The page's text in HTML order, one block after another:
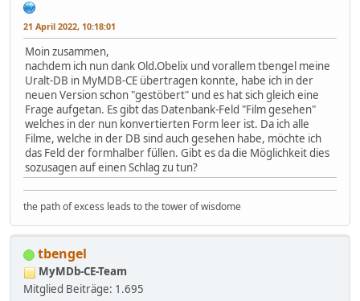
21 April 2022, 10:18:01
Moin zusammen,
nachdem ich nun dank Old.Obelix und vorallem tbengel meine
Uralt-DB in MyMDB-CE übertragen konnte, habe ich in der
neuen Version schon "gestöbert" und es hat sich gleich eine
Frage aufgetan. Es gibt das Datenbank-Feld "Film gesehen"
welches in der nun konvertierten Form leer ist. Da ich alle
Filme, welche in der DB sind auch gesehen habe, möchte ich
das Feld der formhalber füllen. Gibt es da die Möglichkeit dies
sozusagen auf einen Schlag zu tun?
the path of excess leads to the tower of wisdome
tbengel
MyMDb-CE-Team
Mitglied Beiträge: 1.695